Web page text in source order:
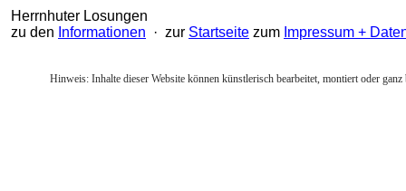
Herrnhuter Losungen
zu den Informationen · zur Startseite zum Impressum +
Hinweis: Inhalte dieser Website können künstlerisch bearbeitet, montiert oder